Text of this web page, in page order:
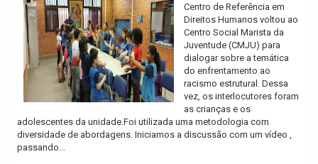
Centro de Referência em
Direitos Humanos voltou ao
Centro Social Marista da
Juventude (CMJU) para
dialogar sobre a temática
do enfrentamento ao
racismo estrutural. Dessa
vez, os interlocutores foram
as crianças e os
adolescentes da unidade.Foi utilizada uma metodologia com
diversidade de abordagens. Iniciamos a discussão com um vídeo ,
passando...